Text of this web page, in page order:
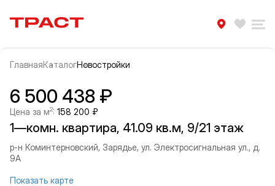
Траст | Служба недвижимости
ГлавнаяКаталогНовостройки
Информация об объекте
Галерея
6 500 438 ₽
Цена за м2: 158 200 ₽
1—комн. квартира, 41.09 кв.м, 9/21 этаж
р-н Коминтерновский, Зарядье, ул. Электросигнальная ул., д.
9А
Показать карте